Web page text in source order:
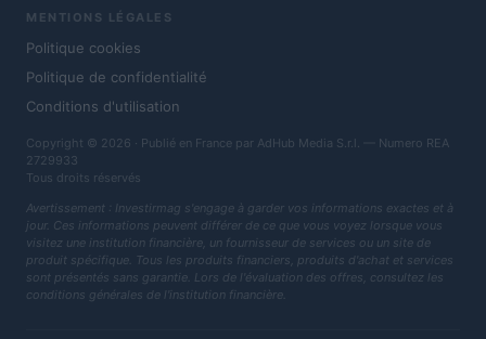
MENTIONS LÉGALES
Politique cookies
Politique de confidentialité
Conditions d'utilisation
Copyright © 2026 · Publié en France par AdHub Media S.r.l. — Numero REA
2729933
Tous droits réservés
Avertissement : Investirmag s'engage à garder vos informations exactes et à
jour. Ces informations peuvent différer de ce que vous voyez lorsque vous
visitez une institution financière, un fournisseur de services ou un site de
produit spécifique. Tous les produits financiers, produits d'achat et services
sont présentés sans garantie. Lors de l'évaluation des offres, consultez les
conditions générales de l'institution financière.